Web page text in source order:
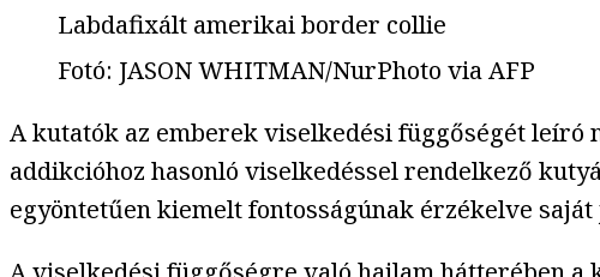
Labdafixált amerikai border collie
Fotó: JASON WHITMAN/NurPhoto via AFP
A kutatók az emberek viselkedési függőségét
addikcióhoz hasonló viselkedéssel rendelkező
egyöntetűen kiemelt fontosságúnak érzékelve